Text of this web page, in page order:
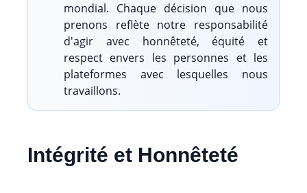
mondial. Chaque décision que nous
prenons reflète notre responsabilité
d'agir avec honnêteté, équité et
respect envers les personnes et les
plateformes avec lesquelles nous
travaillons.
Intégrité et Honnêteté